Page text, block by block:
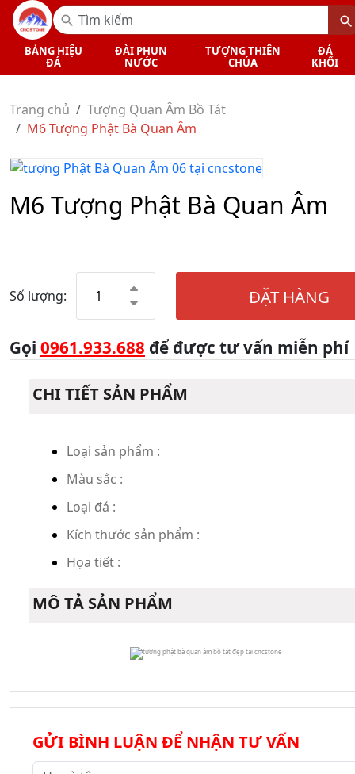
BẢNG HIỆU
ĐÁ
ĐÀI PHUN
NƯỚC
TƯỢNG THIÊN
CHÚA
ĐÁ
KHỐI
Trang chủ
Tượng Quan Âm Bồ Tát
M6 Tượng Phật Bà Quan Âm
M6 Tượng Phật Bà Quan Âm
Số lượng: ĐẶT HÀNG
Gọi 0961.933.688 để được tư vấn miễn phí
CHI TIẾT SẢN PHẨM
Loại sản phẩm :
Màu sắc :
Loại đá :
Kích thước sản phẩm :
Họa tiết :
MÔ TẢ SẢN PHẨM
GỬI BÌNH LUẬN ĐỂ NHẬN TƯ VẤN